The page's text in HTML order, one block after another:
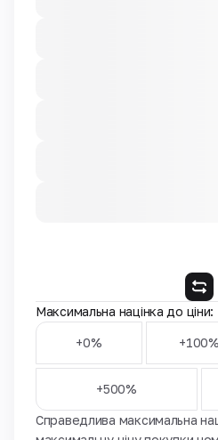
Максимальна націнка до ціни:
+0% +100%
+500%
Справедлива максимальна